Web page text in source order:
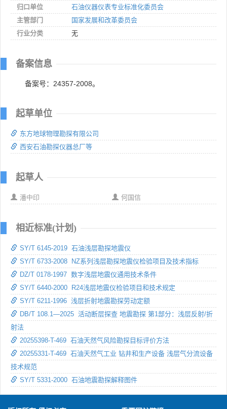
归口单位
石油仪器仪表专业标准化委员会
主管部门
国家发展和改革委员会
行业分类
无
备案信息
备案号：24357-2008。
起草单位
东方地球物理勘探有限公司
西安石油勘探仪器总厂等
起草人
潘中印 何国信
相近标准(计划)
SY/T 6145-2019 石油浅层勘探地震仪
SY/T 6733-2008 NZ系列浅层勘探地震仪检验项目及技术指标
DZ/T 0178-1997 数字浅层地震仪通用技术条件
SY/T 6440-2000 R24浅层地震仪检验项目和技术规定
SY/T 6211-1996 浅层折射地震勘探劳动定额
DB/T 108.1—2025 活动断层探查 地震勘探 第1部分：浅层反射/折
射法
20255398-T-469 石油天然气风险勘探目标评价方法
20255331-T-469 石油天然气工业 钻井和生产设备 浅层气分流设备
技术规范
SY/T 5331-2000 石油地震勘探解释图件